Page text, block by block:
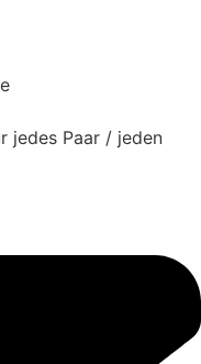
jedes Paar / jeden